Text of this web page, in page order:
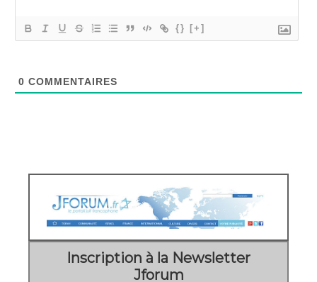
{} [+]
0 COMMENTAIRES
Inscription à la Newsletter
Jforum